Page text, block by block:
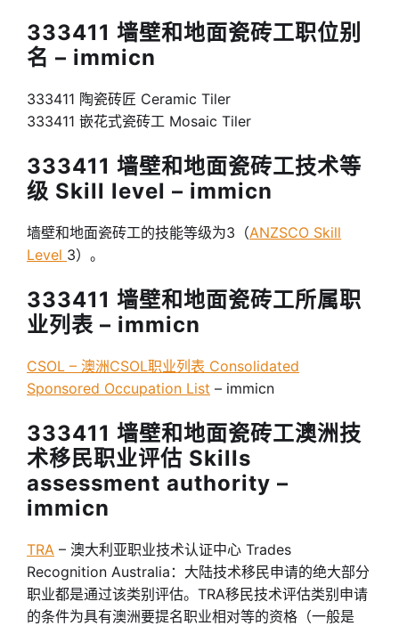
333411 墙壁和地面瓷砖工职位别
名 – immicn
333411 陶瓷砖匠 Ceramic Tiler
333411 嵌花式瓷砖工 Mosaic Tiler
333411 墙壁和地面瓷砖工技术等
级 Skill level – immicn
墙壁和地面瓷砖工的技能等级为3（ANZSCO Skill
Level 3）。
333411 墙壁和地面瓷砖工所属职
业列表 – immicn
CSOL – 澳洲CSOL职业列表 Consolidated
Sponsored Occupation List – immicn
333411 墙壁和地面瓷砖工澳洲技
术移民职业评估 Skills
assessment authority –
immicn
TRA – 澳大利亚职业技术认证中心 Trades
Recognition Australia：大陆技术移民申请的绝大部分
职业都是通过该类别评估。TRA移民技术评估类别申请
的条件为具有澳洲要提名职业相对等的资格（一般是